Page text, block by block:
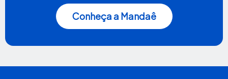
Conheça a Mandaê